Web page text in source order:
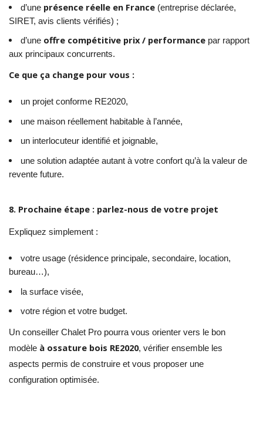
d’une présence réelle en France(entreprise déclarée,
SIRET, avis clients vérifiés) ;
d’une offre compétitive prix / performancepar rapport
aux principaux concurrents.
Ce que ça change pour vous :
un projet conforme RE2020,
une maison réellement habitable à l’année,
un interlocuteur identifié et joignable,
une solution adaptée autant à votre confort qu’à la valeur de
revente future.
8. Prochaine étape : parlez-nous de votre projet
Expliquez simplement :
votre usage (résidence principale, secondaire, location,
bureau…),
la surface visée,
votre région et votre budget.
Un conseiller Chalet Pro pourra vous orienter vers le bon
modèle à ossature bois RE2020, vérifier ensemble les
aspects permis de construire et vous proposer une
configuration optimisée.